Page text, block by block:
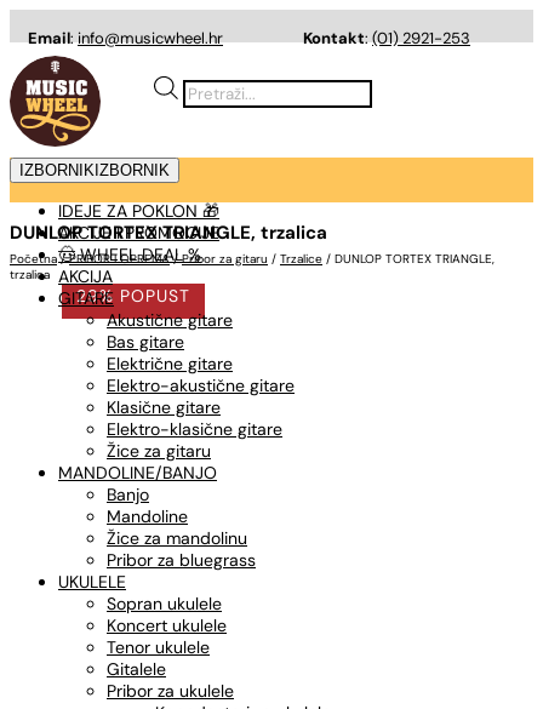
Email:info@musicwheel.hr Kontakt:(01) 2921-253
Products
search
IZBORNIK IZBORNIK
IDEJE ZA POKLON 🎁
AKCIJE I PROMOCIJE
🤠 WHEEL DEAL %
AKCIJA
GITARE
Akustične gitare
Bas gitare
Električne gitare
Elektro-akustične gitare
Klasične gitare
Elektro-klasične gitare
Žice za gitaru
MANDOLINE/BANJO
Banjo
Mandoline
Žice za mandolinu
Pribor za bluegrass
UKULELE
Sopran ukulele
Koncert ukulele
Tenor ukulele
Gitalele
Pribor za ukulele
DUNLOP TORTEX TRIANGLE, trzalica
Početna/PRIBOR I OPREMA/Pribor za gitaru / Trzalice / DUNLOP TORTEX TRIANGLE,
trzalica
29% POPUST